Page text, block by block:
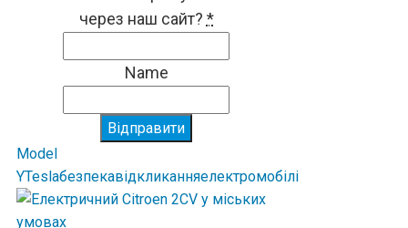
через наш сайт? *
Name
Відправити
Model
YTeslaбезпекавідкликанняелектромобілі